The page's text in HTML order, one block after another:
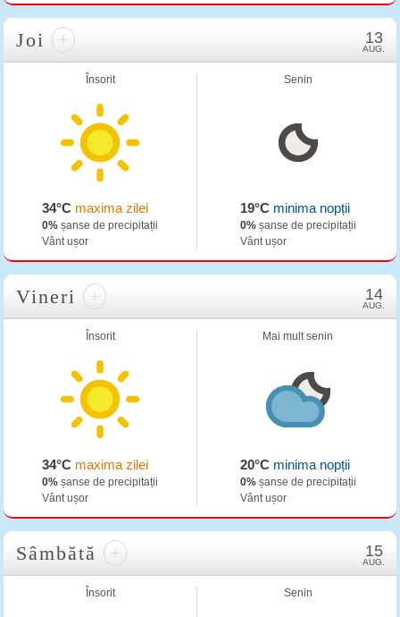
Joi + 13
AUG.
Însorit
34°C maxima zilei
0% șanse de precipitații
Vânt ușor
Senin
19°Cminima nopții
0%șanse de precipitații
Vânt ușor
Vineri + 14
AUG.
Însorit
34°C maxima zilei
0% șanse de precipitații
Vânt ușor
Mai mult senin
20°Cminima nopții
0%șanse de precipitații
Vânt ușor
Sâmbătă + 15
AUG.
Însorit Senin